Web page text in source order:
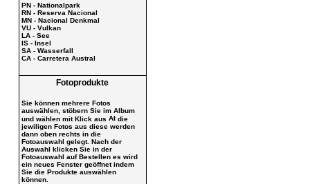
PN - Nationalpark
RN - Reserva Nacional
MN - Nacional Denkmal
VU - Vulkan
LA - See
IS - Insel
SA - Wasserfall
CA - Carretera Austral
Fotoprodukte
Sie können mehrere Fotos
auswählen, stöbern Sie im Album
und wählen mit Klick aus
die
jewiligen Fotos aus diese werden
dann oben rechts in die
Fotoauswahl gelegt. Nach der
Auswahl klicken Sie in der
Fotoauswahl auf Bestellen es wird
ein neues Fenster geöffnet indem
Sie die Produkte auswählen
können.